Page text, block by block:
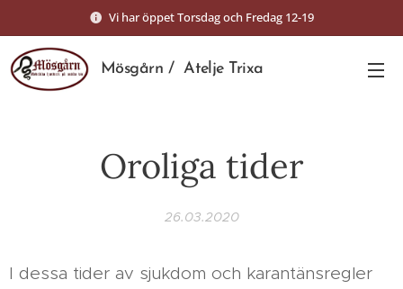
Vi har öppet Torsdag och Fredag 12-19
Mösgårn / Atelje Trixa
Oroliga tider
26.03.2020
I dessa tider av sjukdom och karantänsregler